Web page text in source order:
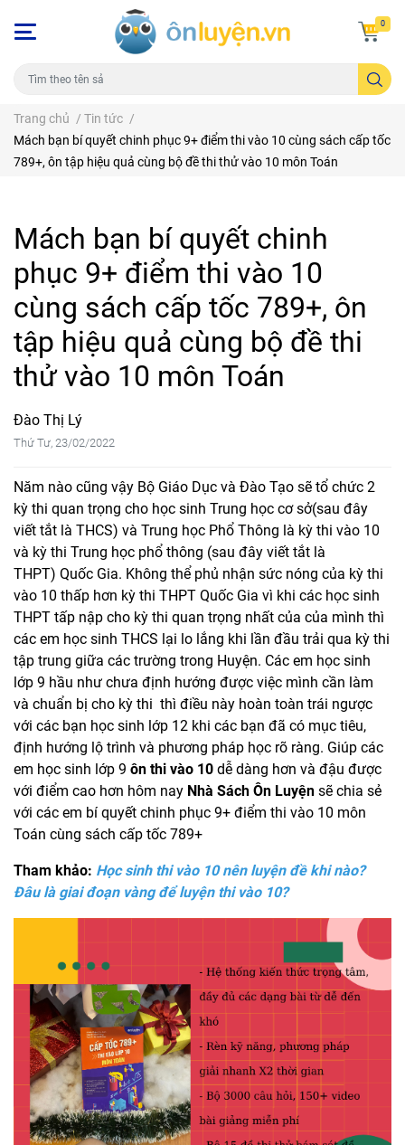
0
Trang chủ / Tin tức /
Mách bạn bí quyết chinh phục 9+ điểm thi vào 10 cùng sách cấp tốc
789+, ôn tập hiệu quả cùng bộ đề thi thử vào 10 môn Toán
Mách bạn bí quyết chinh
phục 9+ điểm thi vào 10
cùng sách cấp tốc 789+, ôn
tập hiệu quả cùng bộ đề thi
thử vào 10 môn Toán
Đào Thị Lý
Thứ Tư, 23/02/2022
Năm nào cũng vậy Bộ Giáo Dục và Đào Tạo sẽ tổ chức 2
kỳ thi quan trọng cho học sinh Trung học cơ sở(sau đây
viết tắt là THCS) và Trung học Phổ Thông là kỳ thi vào 10
và kỳ thi Trung học phổ thông (sau đây viết tắt là
THPT) Quốc Gia. Không thể phủ nhận sức nóng của kỳ thi
vào 10 thấp hơn kỳ thi THPT Quốc Gia vì khi các học sinh
THPT tấp nập cho kỳ thi quan trọng nhất của của mình thì
các em học sinh THCS lại lo lắng khi lần đầu trải qua kỳ thi
tập trung giữa các trường trong Huyện. Các em học sinh
lớp 9 hầu như chưa định hướng được việc mình cần làm
và chuẩn bị cho kỳ thi thì điều này hoàn toàn trái ngược
với các bạn học sinh lớp 12 khi các bạn đã có mục tiêu,
định hướng lộ trình và phương pháp học rõ ràng. Giúp các
em học sinh lớp 9 ôn thi vào 10 dễ dàng hơn và đậu được
với điểm cao hơn hôm nay Nhà Sách Ôn Luyện sẽ chia sẻ
với các em bí quyết chinh phục 9+ điểm thi vào 10 môn
Toán cùng sách cấp tốc 789+
Tham khảo: Học sinh thi vào 10 nên luyện đề khi nào?
Đâu là giai đoạn vàng để luyện thi vào 10?